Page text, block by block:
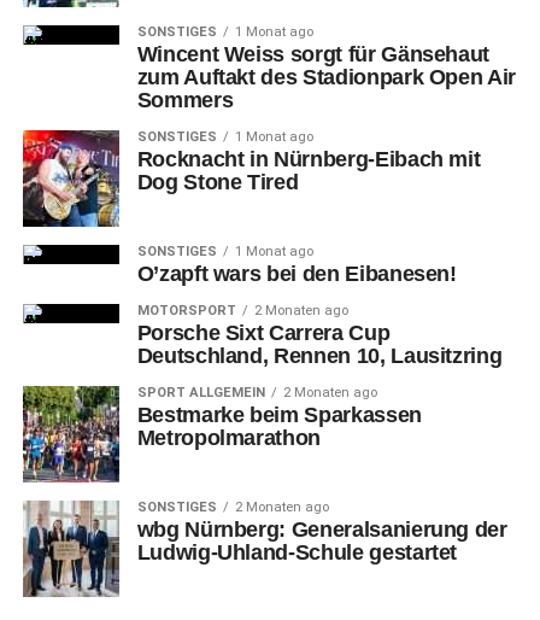
SONSTIGES 1 Monat ago
Wincent Weiss sorgt für Gänsehaut
zum Auftakt des Stadionpark Open Air
Sommers
SONSTIGES 1 Monat ago
Rocknacht in Nürnberg-Eibach mit
Dog Stone Tired
SONSTIGES 1 Monat ago
O’zapft wars bei den Eibanesen!
MOTORSPORT 2 Monaten ago
Porsche Sixt Carrera Cup
Deutschland, Rennen 10, Lausitzring
SPORT ALLGEMEIN 2 Monaten ago
Bestmarke beim Sparkassen
Metropolmarathon
SONSTIGES 2 Monaten ago
wbg Nürnberg: Generalsanierung der
Ludwig-Uhland-Schule gestartet